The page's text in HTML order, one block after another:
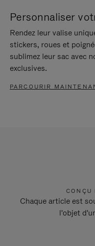
Personnaliser
Rendez leur valise
stickers, roues et
sublimez leur sac avec
exclusives.
PARCOURIR
CONÇU
Chaque article est
l'objet